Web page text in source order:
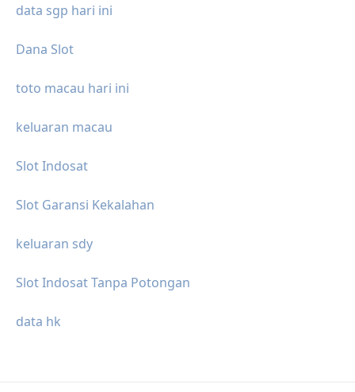
data sgp hari ini
Dana Slot
toto macau hari ini
keluaran macau
Slot Indosat
Slot Garansi Kekalahan
keluaran sdy
Slot Indosat Tanpa Potongan
data hk